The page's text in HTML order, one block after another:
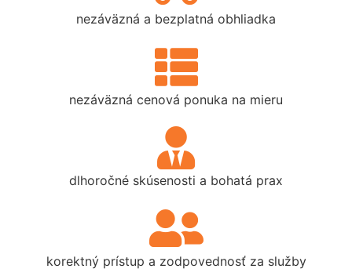
nezáväzná a bezplatná obhliadka
nezáväzná cenová ponuka na mieru
dlhoročné skúsenosti a bohatá prax
korektný prístup a zodpovednosť za služby